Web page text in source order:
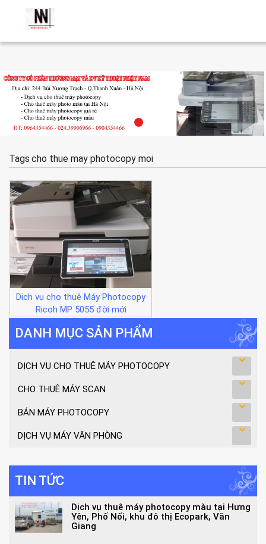
Tags cho thue may photocopy moi
Dịch vụ cho thuê Máy Photocopy
Ricoh MP 5055 đời mới
DANH MỤC SẢN PHẨM
DỊCH VỤ CHO THUÊ MÁY PHOTOCOPY
CHO THUÊ MÁY SCAN
BÁN MÁY PHOTOCOPY
DỊCH VỤ MÁY VĂN PHÒNG
TIN TỨC
Dịch vụ thuê máy photocopy màu tại Hưng
Yên, Phố Nối, khu đô thị Ecopark, Văn
Giang